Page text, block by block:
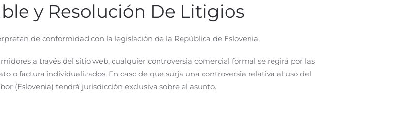
y Resolución De Litigios
de conformidad con la legislación de la República de Eslovenia.
a través del sitio web, cualquier controversia comercial formal se regirá por las
o factura individualizados. En caso de que surja una controversia relativa al uso del
(Eslovenia) tendrá jurisdicción exclusiva sobre el asunto.